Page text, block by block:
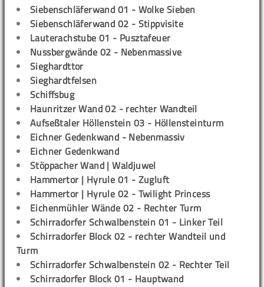
Siebenschläferwand 01 - Wolke Sieben
Siebenschläferwand 02 - Stippvisite
Lauterachstube 01 - Pusztafeuer
Nussbergwände 02 - Nebenmassive
Sieghardttor
Sieghardtfelsen
Schiffsbug
Haunritzer Wand 02 - rechter Wandteil
Aufseßtaler Höllenstein 03 - Höllensteinturm
Eichner Gedenkwand - Nebenmassiv
Eichner Gedenkwand
Stöppacher Wand | Waldjuwel
Hammertor | Hyrule 01 - Zugluft
Hammertor | Hyrule 02 - Twilight Princess
Eichenmühler Wände 02 - Rechter Turm
Schirradorfer Schwalbenstein 01 - Linker Teil
Schirradorfer Block 02 - rechter Wandteil und
Turm
Schirradorfer Schwalbenstein 02 - Rechter Teil
Schirradorfer Block 01 - Hauptwand